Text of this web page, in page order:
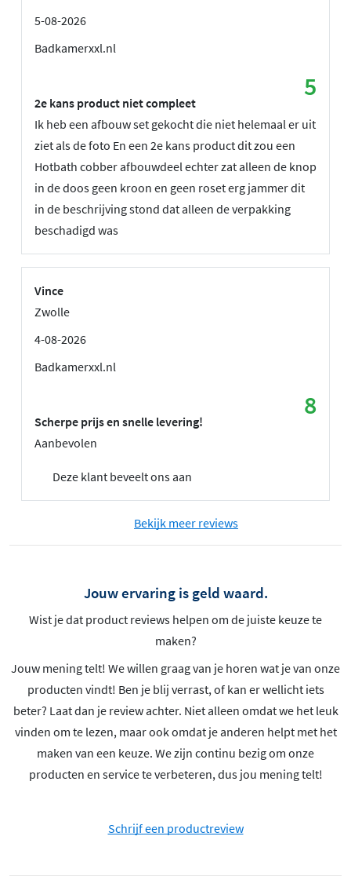
5-08-2026
Badkamerxxl.nl
5
2e kans product niet compleet
Ik heb een afbouw set gekocht die niet helemaal er uit
ziet als de foto En een 2e kans product dit zou een
Hotbath cobber afbouwdeel echter zat alleen de knop
in de doos geen kroon en geen roset erg jammer dit
in de beschrijving stond dat alleen de verpakking
beschadigd was
Vince
Zwolle
4-08-2026
Badkamerxxl.nl
8
Scherpe prijs en snelle levering!
Aanbevolen
Deze klant beveelt ons aan
Bekijk meer reviews
Jouw ervaring is geld waard.
Wist je dat product reviews helpen om de juiste keuze te
maken?
Jouw mening telt! We willen graag van je horen wat je van onze
producten vindt! Ben je blij verrast, of kan er wellicht iets
beter? Laat dan je review achter. Niet alleen omdat we het leuk
vinden om te lezen, maar ook omdat je anderen helpt met het
maken van een keuze. We zijn continu bezig om onze
producten en service te verbeteren, dus jou mening telt!
Schrijf een productreview